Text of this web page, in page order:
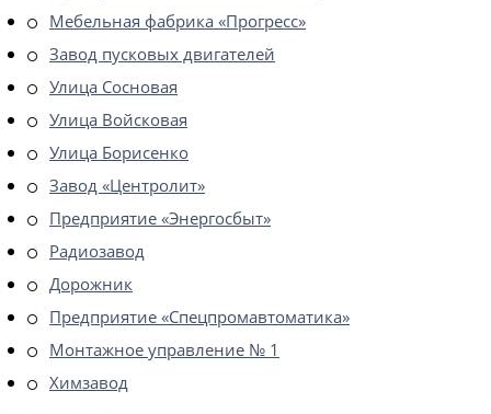
Мебельная фабрика «Прогресс»
Завод пусковых двигателей
Улица Сосновая
Улица Войсковая
Улица Борисенко
Завод «Центролит»
Предприятие «Энергосбыт»
Радиозавод
Дорожник
Предприятие «Спецпромавтоматика»
Монтажное управление № 1
Химзавод